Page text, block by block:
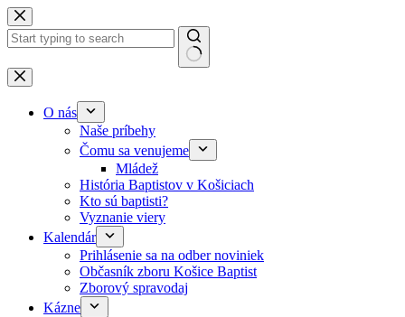
Skip to content
No results
O nás
Naše príbehy
Čomu sa venujeme
Mládež
História Baptistov v Košiciach
Kto sú baptisti?
Vyznanie viery
Kalendár
Prihlásenie sa na odber noviniek
Občasník zboru Košice Baptist
Zborový spravodaj
Kázne